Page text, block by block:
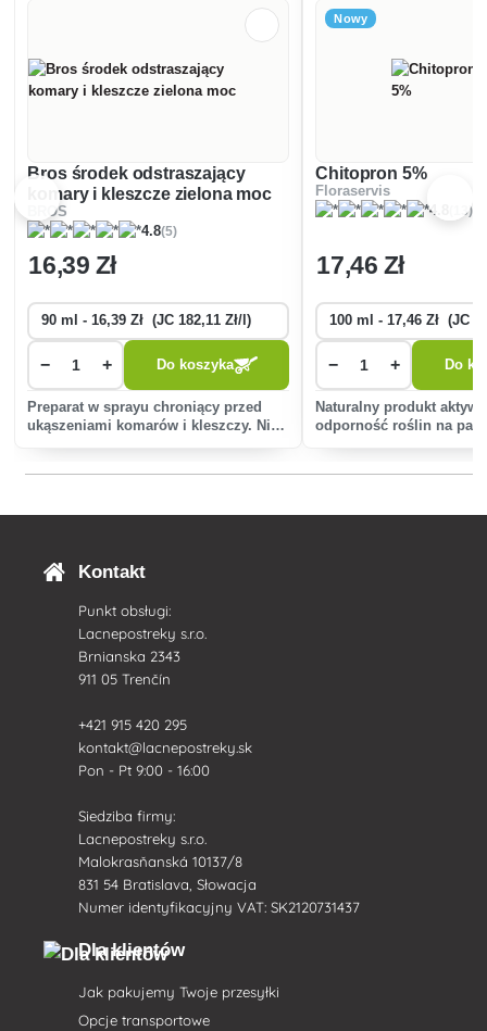
Bros środek odstraszający
komary i kleszcze zielona moc
BROS
4.8(5)
16,39 Zł
− + Do koszyka
Preparat w sprayu chroniący przed
ukąszeniami komarów i kleszczy. Nie
Nowy
Chitopron 5%
Floraservis
4.8
(13)
17,46 Zł
− + Do
Naturalny produkt
odporność roślin na
Kontakt
Punkt obsługi:
Lacnepostreky s.r.o.
Brnianska 2343
911 05 Trenčín
+421 915 420 295
kontakt@lacnepostreky.sk
Pon - Pt 9:00 - 16:00
Siedziba firmy:
Lacnepostreky s.r.o.
Malokrasňanská 10137/8
831 54 Bratislava, Słowacja
Numer identyfikacyjny VAT: SK2120731437
Dla klientów
Jak pakujemy Twoje przesyłki
Opcje transportowe